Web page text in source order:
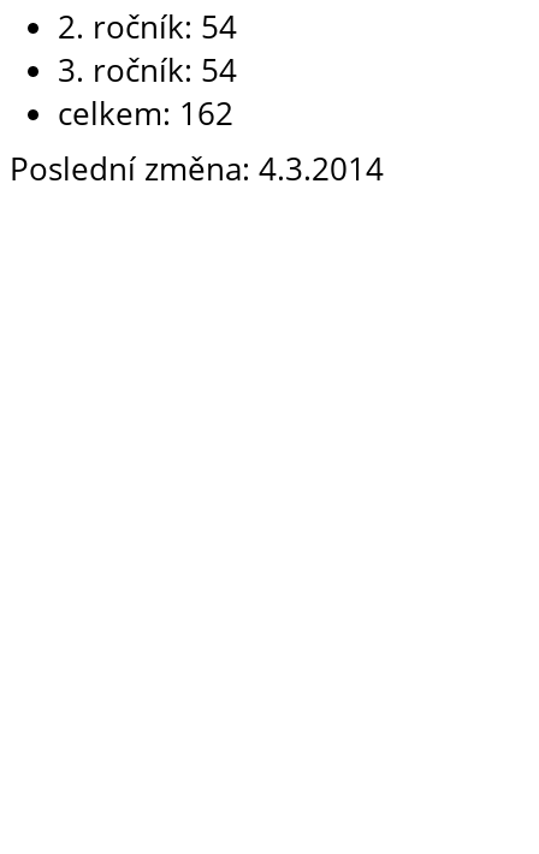
2. ročník: 54
3. ročník: 54
celkem: 162
Poslední změna: 4.3.2014